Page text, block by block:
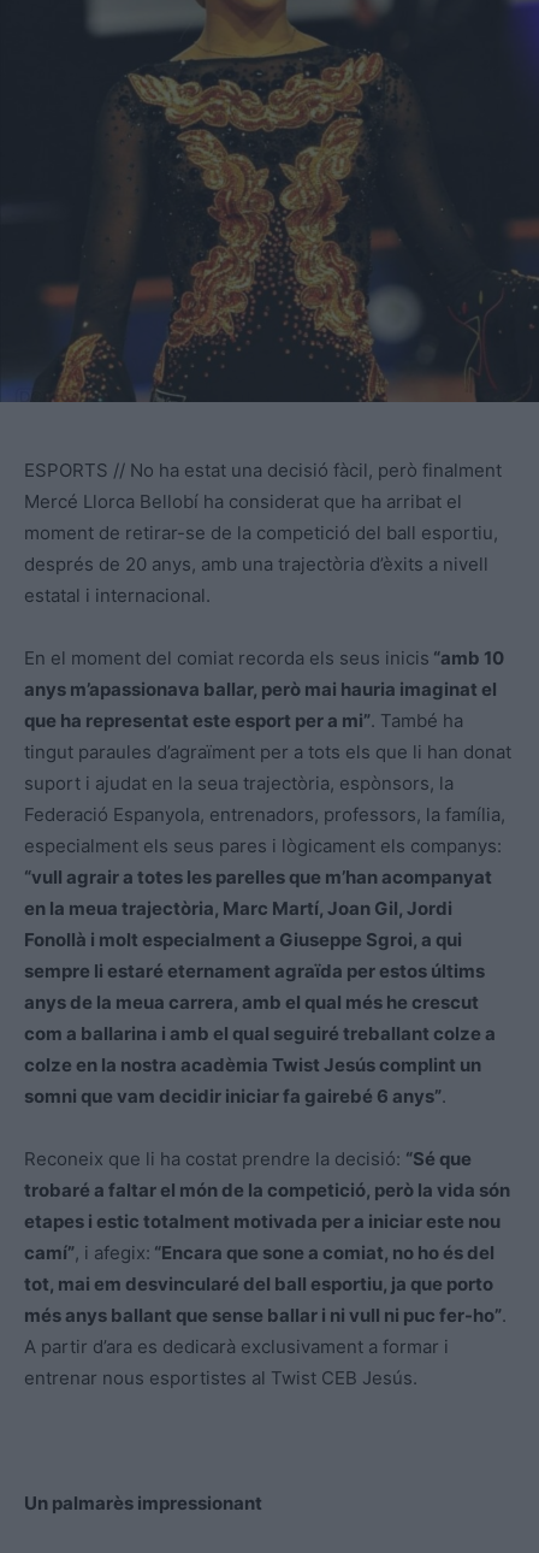
ESPORTS // No ha estat una decisió fàcil, però finalment
Mercé Llorca Bellobí ha considerat que ha arribat el
moment de retirar-se de la competició del ball esportiu,
després de 20 anys, amb una trajectòria d’èxits a nivell
estatal i internacional.
En el moment del comiat recorda els seus inicis “amb 10
anys m’apassionava ballar, però mai hauria imaginat el
que ha representat este esport per a mi”. També ha
tingut paraules d’agraïment per a tots els que li han donat
suport i ajudat en la seua trajectòria, espònsors, la
Federació Espanyola, entrenadors, professors, la família,
especialment els seus pares i lògicament els companys:
“vull agrair a totes les parelles que m’han acompanyat
en la meua trajectòria, Marc Martí, Joan Gil, Jordi
Fonollà i molt especialment a Giuseppe Sgroi, a qui
sempre li estaré eternament agraïda per estos últims
anys de la meua carrera, amb el qual més he crescut
com a ballarina i amb el qual seguiré treballant colze a
colze en la nostra acadèmia Twist Jesús complint un
somni que vam decidir iniciar fa gairebé 6 anys”.
Reconeix que li ha costat prendre la decisió: “Sé que
trobaré a faltar el món de la competició, però la vida són
etapes i estic totalment motivada per a iniciar este nou
camí”, i afegix: “Encara que sone a comiat, no ho és del
tot, mai em desvincularé del ball esportiu, ja que porto
més anys ballant que sense ballar i ni vull ni puc fer-ho”.
A partir d’ara es dedicarà exclusivament a formar i
entrenar nous esportistes al Twist CEB Jesús.
Un palmarès impressionant